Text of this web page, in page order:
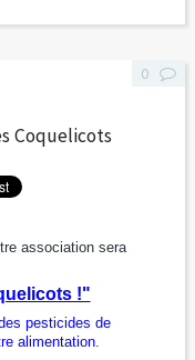
Coquelicots
association sera
!"
pesticides de
alimentation.
0